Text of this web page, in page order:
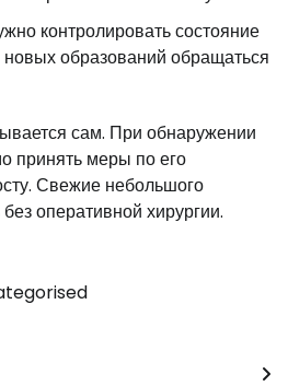
контролировать состояние
образований обращаться
сам. При обнаружении
принять меры по его
Свежие небольшого
оперативной хирургии.